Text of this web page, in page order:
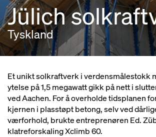
Jülich
Tyskland
Et unikt solkraftverk i verdensmålestokk
ytelse på 1,5 megawatt gikk på nett i
ved Aachen. For å overholde tidsplanen
kjernen i plasstøpt betong, selv ved
værforhold, brukte entreprenøren Ed.
klatreforskaling Xclimb 60.